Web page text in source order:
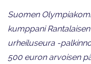
Suomen
kumppani
urheiluseura -
500 euron arvoisen